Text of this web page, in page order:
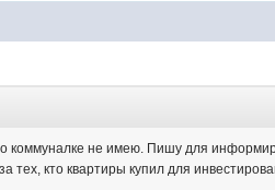
коммуналке не имею. Пишу для
тех, кто квартиры купил для